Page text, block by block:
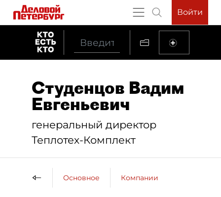
Войти
Студенцов Вадим
Евгеньевич
генеральный директор
Теплотех-Комплект
Основное Компании